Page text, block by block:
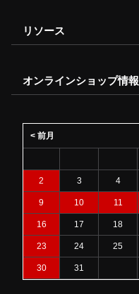
リソース
オンラインショップ情報
< 前月
2 3 4
9 10 11
16 17 18
23 24 25
30 31